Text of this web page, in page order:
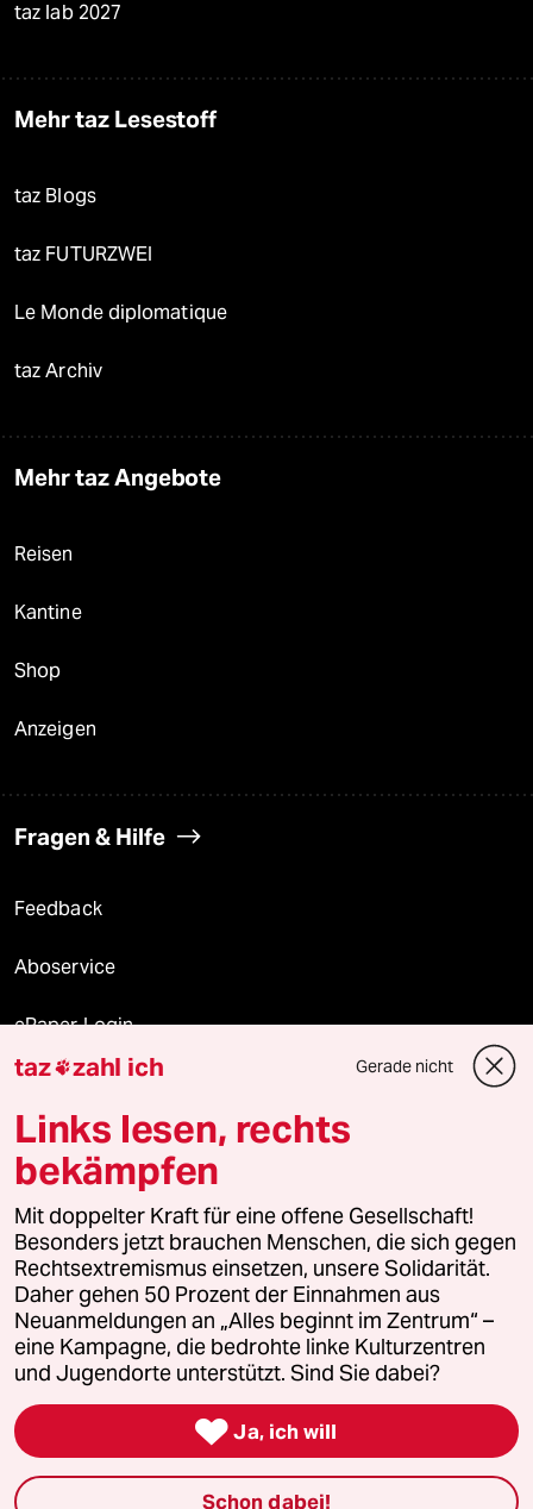
taz lab 2027
Mehr taz Lesestoff
taz Blogs
taz FUTURZWEI
Le Monde diplomatique
taz Archiv
Mehr taz Angebote
Reisen
Kantine
Shop
Anzeigen
Fragen & Hilfe
Feedback
Aboservice
ePaper Login
Downloads für Abonnierende
© 2026 taz Verlags und Vertriebs GmbH
Alle Rechte vorbehalten. Bei rechtlichen Fragen oder für Genehmigungen
wenden Sie sich bitte an
lizenzen@taz.de
Feedback Redaktionsstatut Kommune-Richtlinien
Leitlinie Informant Datenschutz Impressum AGB
Seitenwende Einwilligungen widerrufen (Ads)
taz zahl ich Gerade nicht
Links lesen, rechts
bekämpfen
Mit doppelter Kraft für eine offene Gesellschaft!
Besonders jetzt brauchen Menschen, die sich gegen
Rechtsextremismus einsetzen, unsere Solidarität.
Daher gehen 50 Prozent der Einnahmen aus
Neuanmeldungen an „Alles beginnt im Zentrum“ –
eine Kampagne, die bedrohte linke Kulturzentren
und Jugendorte unterstützt. Sind Sie dabei?
 Ja, ich will
Schon dabei!